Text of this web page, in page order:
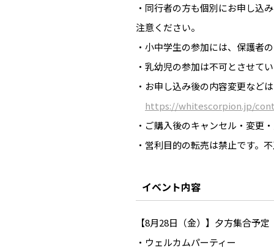
・同行者の方も個別にお申し込
注意ください。
・小中学生の参加には、保護者
・乳幼児の参加は不可とさせて
・お申し込み後の内容変更など
https://whitescorpion.jp/
・ご購入後のキャンセル・変更
・営利目的の転売は禁止です。
イベント内容
【8月28日（金）】夕方集合予定
・ウェルカムパーティー